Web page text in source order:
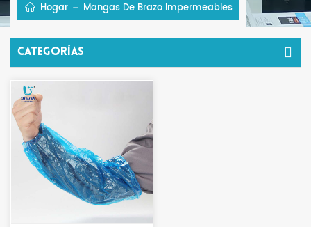
Hogar Mangas De Brazo Impermeables
Categorías